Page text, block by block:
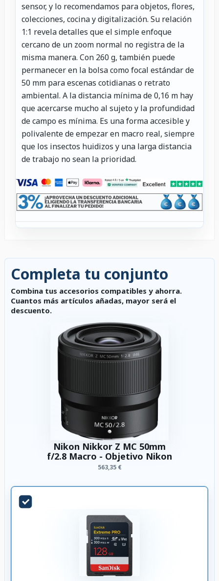
sensor, y lo recomendamos para objetos, flores,
colecciones, cocina y digitalización. Su relación
1:1 revela detalles que el simple enfoque
cercano de un zoom normal no registra de la
misma manera. Con 260 g, también puede
permanecer en la bolsa como focal estándar de
50 mm para escenas cotidianas o retrato
ambiental. A la distancia mínima de 0,16 m hay
que acercarse mucho al sujeto y la profundidad
de campo es mínima. Es una forma accesible y
polivalente de empezar en macro real, siempre
que los insectos huidizos y una larga distancia
de trabajo no sean la prioridad.
Completa tu conjunto
Combina tus accesorios compatibles y ahorra.
Cuantos más artículos añadas, mayor será el
descuento.
Nikon Nikkor Z MC 50mm
f/2.8 Macro - Objetivo Nikon
563,35 €